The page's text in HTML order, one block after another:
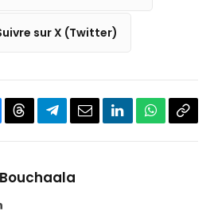
sur X (Twitter)
ThreadsPartager
Telegram
EmailLinkedInWhatsApp
LinkedIn